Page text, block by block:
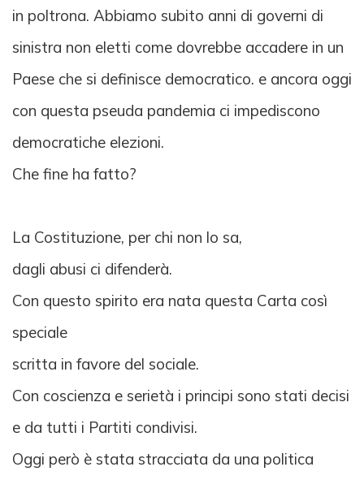
in poltrona. Abbiamo subito anni di governi di
sinistra non eletti come dovrebbe accadere in un
Paese che si definisce democratico. e ancora oggi
con questa pseuda pandemia ci impediscono
democratiche elezioni.
Che fine ha fatto?
La Costituzione, per chi non lo sa,
dagli abusi ci difenderà.
Con questo spirito era nata questa Carta così
speciale
scritta in favore del sociale.
Con coscienza e serietà i principi sono stati decisi
e da tutti i Partiti condivisi.
Oggi però è stata stracciata da una politica